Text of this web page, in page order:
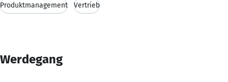
Produktmanagement Vertrieb
Werdegang